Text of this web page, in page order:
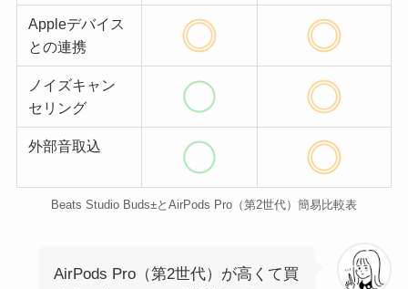
Appleデバイス
との連携
ノイズキャン
セリング
外部音取込
Beats Studio Buds±とAirPods Pro（第2世代）簡易比較表
AirPods Pro（第2世代）が高くて買